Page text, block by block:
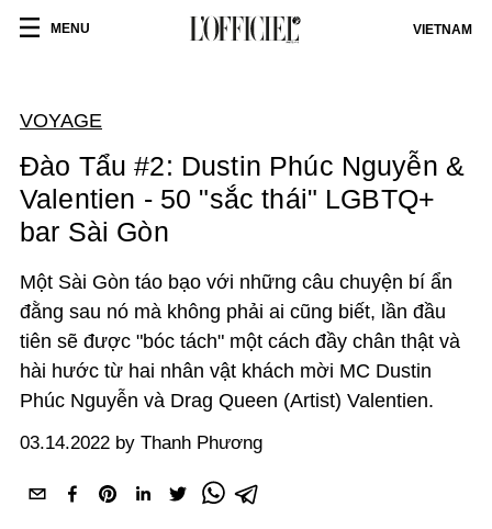
MENU VIETNAM
VOYAGE
Đào Tẩu #2: Dustin Phúc Nguyễn &
Valentien - 50 "sắc thái" LGBTQ+
bar Sài Gòn
Một Sài Gòn táo bạo với những câu chuyện bí ẩn
đằng sau nó mà không phải ai cũng biết, lần đầu
tiên sẽ được "bóc tách" một cách đầy chân thật và
hài hước từ hai nhân vật khách mời MC Dustin
Phúc Nguyễn và Drag Queen (Artist) Valentien.
03.14.2022 by Thanh Phương